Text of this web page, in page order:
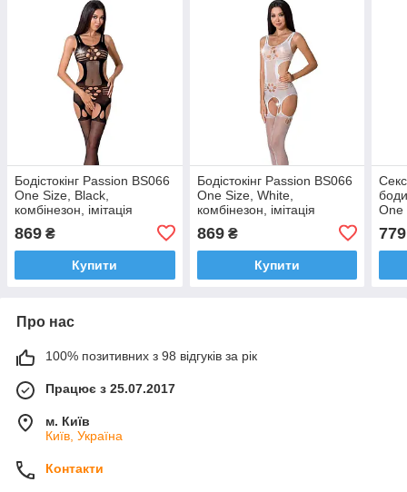
Бодістокінг Passion BS066
One Size, Black,
комбінезон, імітація
гартерами
869 ₴
Купити
Бодістокінг Passion BS066
One Size, White,
комбінезон, імітація
гартерами
869₴
Купити
One
779
Про нас
100% позитивних з 98 відгуків за рік
Працює з 25.07.2017
м. Київ
Київ, Україна
Контакти